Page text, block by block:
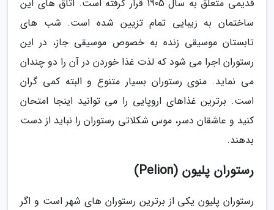
قدیمی متعلق به سال 1905 قرار گرفته است. اتاق های این
ساختمان به زیبایی تمام تزیین شده است. شب های
تابستان موسیقی زنده به خصوص موسیقی جاز، در این
رستوران اجرا می شود که لذت غذا خوردن در آن را دو چندان
می نماید. منوی رستوران بسیار متنوع و البته کمی گران
است. برترین غذاهای اروپایی را می توانید اینجا امتحان
کنید و عاشقان دسر، موس شکلاتی رستوران را نباید از دست
بدهند.
رستوران پلیون (Pelion)
رستوران پلیون یکی از برترین رستوران های شهر است و اگر